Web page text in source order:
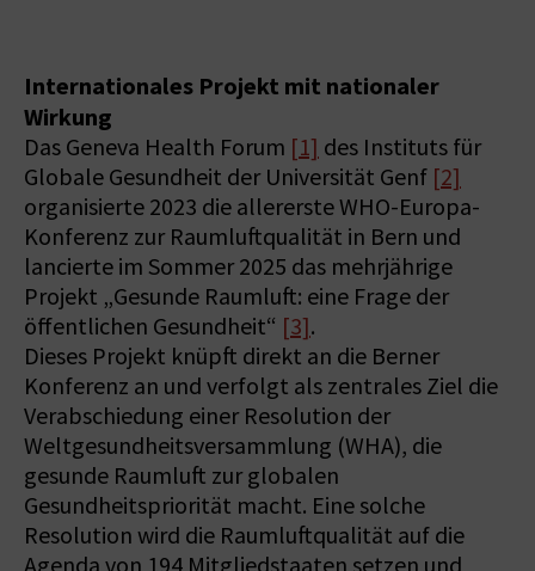
Internationales Projekt mit nationaler
Wirkung
Das Geneva Health Forum [1] des Instituts für
Globale Gesundheit der Universität Genf [2]
organisierte 2023 die allererste WHO-Europa-
Konferenz zur Raumluftqualität in Bern und
lancierte im Sommer 2025 das mehrjährige
Projekt „Gesunde Raumluft: eine Frage der
öffentlichen Gesundheit“ [3].
Dieses Projekt knüpft direkt an die Berner
Konferenz an und verfolgt als zentrales Ziel die
Verabschiedung einer Resolution der
Weltgesundheitsversammlung (WHA), die
gesunde Raumluft zur globalen
Gesundheitspriorität macht. Eine solche
Resolution wird die Raumluftqualität auf die